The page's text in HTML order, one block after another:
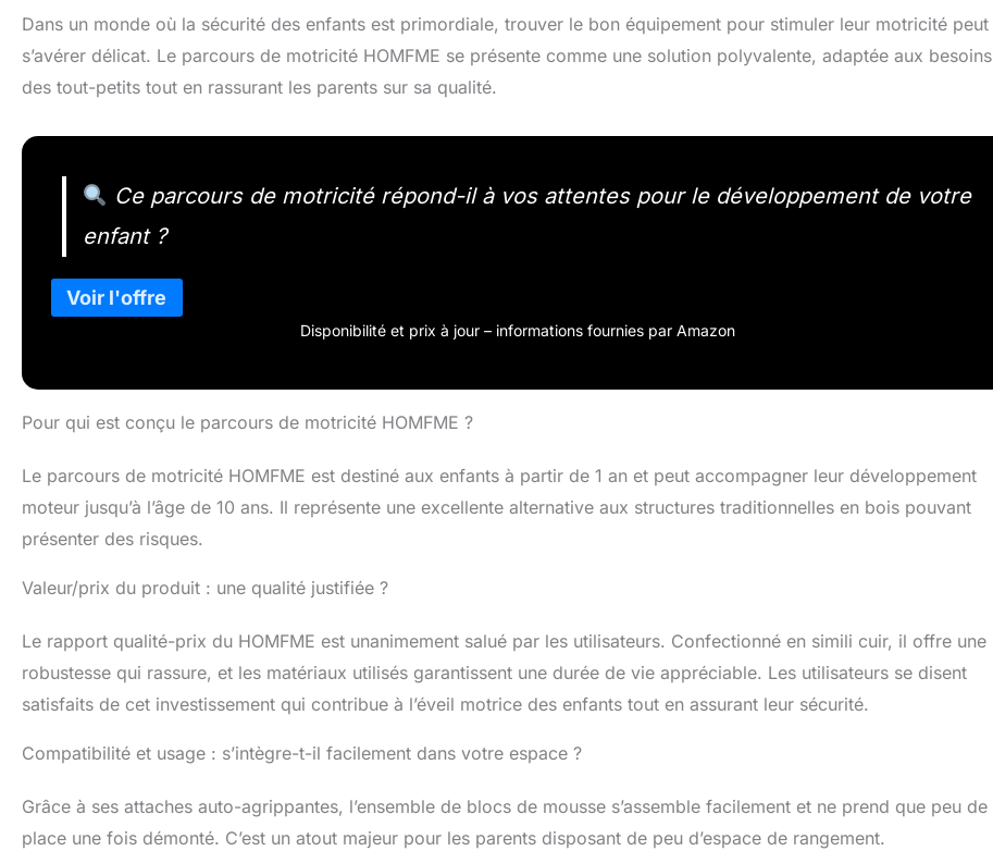
Dans un monde où la sécurité des enfants est primordiale, trouver le bon équipement pour stimuler leur motricité peut
s’avérer délicat. Le parcours de motricité HOMFME se présente comme une solution polyvalente, adaptée aux besoins
des tout-petits tout en rassurant les parents sur sa qualité.
Ce parcours de motricité répond-il à vos attentes pour le développement de votre
enfant ?
Disponibilité et prix à jour – informations fournies par Amazon
Pour qui est conçu le parcours de motricité HOMFME ?
Le parcours de motricité HOMFME est destiné aux enfants à partir de 1 an et peut accompagner leur développement
moteur jusqu’à l’âge de 10 ans. Il représente une excellente alternative aux structures traditionnelles en bois pouvant
présenter des risques.
Valeur/prix du produit : une qualité justifiée ?
Le rapport qualité-prix du HOMFME est unanimement salué par les utilisateurs. Confectionné en simili cuir, il offre une
robustesse qui rassure, et les matériaux utilisés garantissent une durée de vie appréciable. Les utilisateurs se disent
satisfaits de cet investissement qui contribue à l’éveil motrice des enfants tout en assurant leur sécurité.
Compatibilité et usage : s’intègre-t-il facilement dans votre espace ?
Grâce à ses attaches auto-agrippantes, l’ensemble de blocs de mousse s’assemble facilement et ne prend que peu de
place une fois démonté. C’est un atout majeur pour les parents disposant de peu d’espace de rangement.